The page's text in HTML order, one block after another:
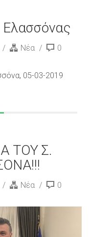
Ελασσόνας
Νέα 0
05-03-2019
ΤΟΥ Σ.
Νέα 0